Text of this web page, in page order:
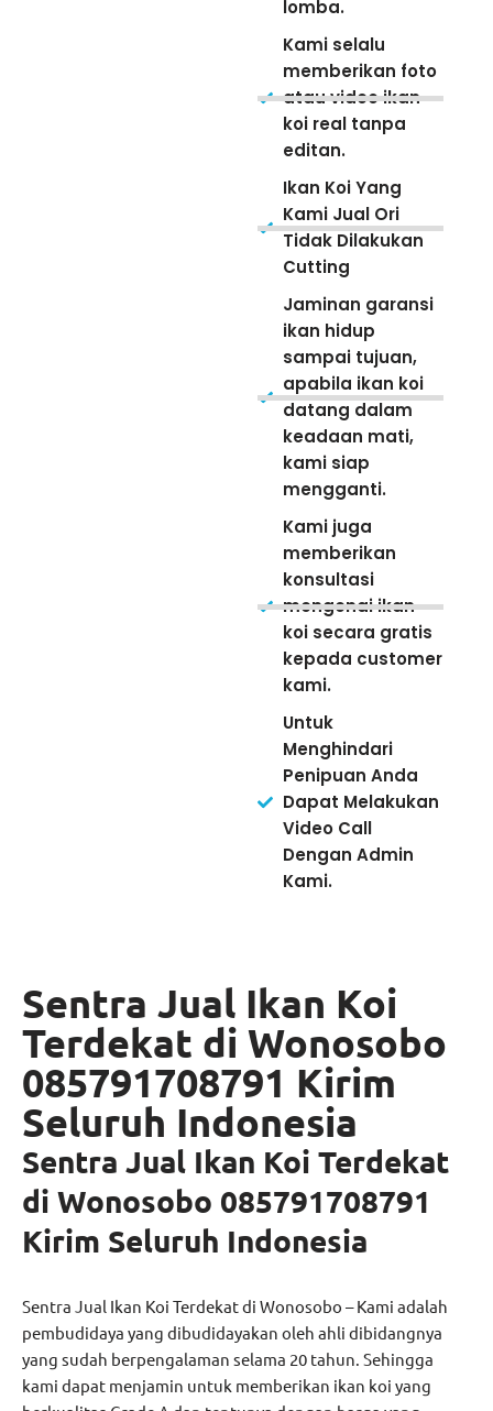
lomba.
Kami selalu
memberikan foto
atau video ikan
koi real tanpa
editan.
Ikan Koi Yang
Kami Jual Ori
Tidak Dilakukan
Cutting
Jaminan garansi
ikan hidup
sampai tujuan,
apabila ikan koi
datang dalam
keadaan mati,
kami siap
mengganti.
Kami juga
memberikan
konsultasi
mengenai ikan
koi secara gratis
kepada customer
kami.
Untuk
Menghindari
Penipuan Anda
Dapat Melakukan
Video Call
Dengan Admin
Kami.
Sentra Jual Ikan Koi
Terdekat di Wonosobo
085791708791 Kirim
Seluruh Indonesia
Sentra Jual Ikan Koi Terdekat
di Wonosobo 085791708791
Kirim Seluruh Indonesia
Sentra Jual Ikan Koi Terdekat di Wonosobo – Kami adalah
pembudidaya yang dibudidayakan oleh ahli dibidangnya
yang sudah berpengalaman selama 20 tahun. Sehingga
kami dapat menjamin untuk memberikan ikan koi yang